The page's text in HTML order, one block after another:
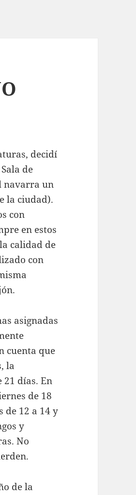
decidí
de
navarra un
la ciudad).
con
en estos
calidad de
con
asignadas
cuenta que
la
21 días. En
de 18
de 12 a 14 y
y
No
de la